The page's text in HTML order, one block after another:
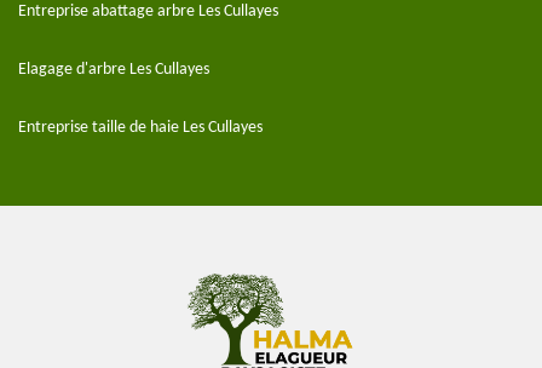
Entreprise abattage arbre Les Cullayes
Elagage d'arbre Les Cullayes
Entreprise taille de haie Les Cullayes